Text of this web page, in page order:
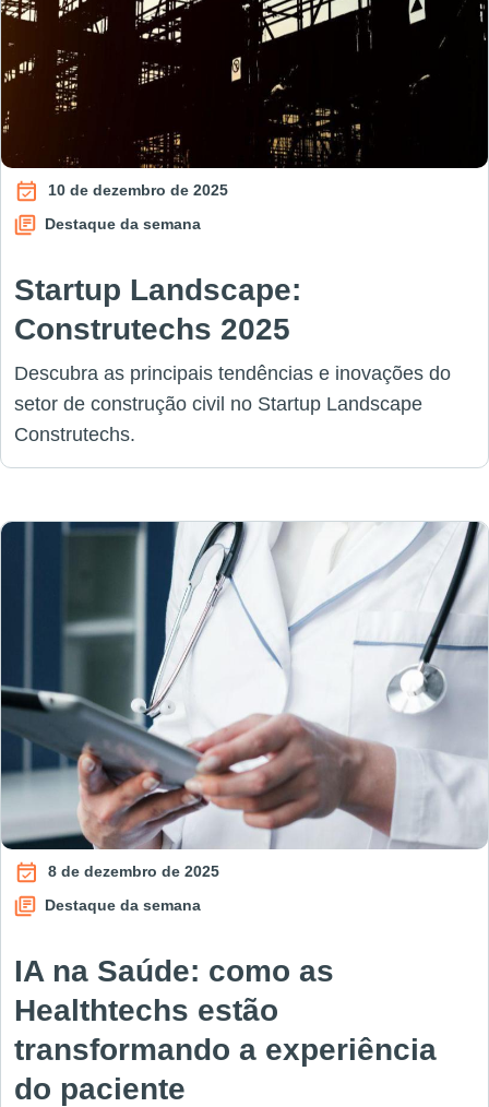
10 de dezembro de 2025
Destaque da semana
Startup Landscape:
Construtechs 2025
Descubra as principais tendências e inovações do
setor de construção civil no Startup Landscape
Construtechs.
8 de dezembro de 2025
Destaque da semana
IA na Saúde: como as
Healthtechs estão
transformando a experiência
do paciente